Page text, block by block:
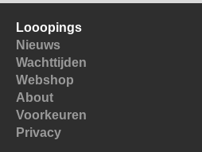
Looopings
Nieuws
Wachttijden
Webshop
About
Voorkeuren
Privacy